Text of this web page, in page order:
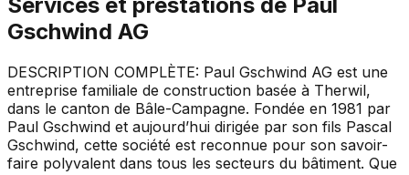
Gschwind AG
DESCRIPTION COMPLÈTE: Paul Gschwind AG est une
entreprise familiale de construction basée à Therwil,
dans le canton de Bâle-Campagne. Fondée en 1981 par
Paul Gschwind et aujourd’hui dirigée par son fils Pascal
Gschwind, cette société est reconnue pour son savoir-
faire polyvalent dans tous les secteurs du bâtiment. Que